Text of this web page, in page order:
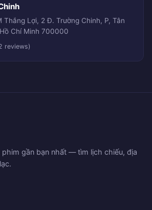
Thắng Lợi, 2 Đ. Trường Chinh, P, Tân
Chí Minh 700000
reviews)
phim gần bạn nhất — tìm lịch chiếu, địa